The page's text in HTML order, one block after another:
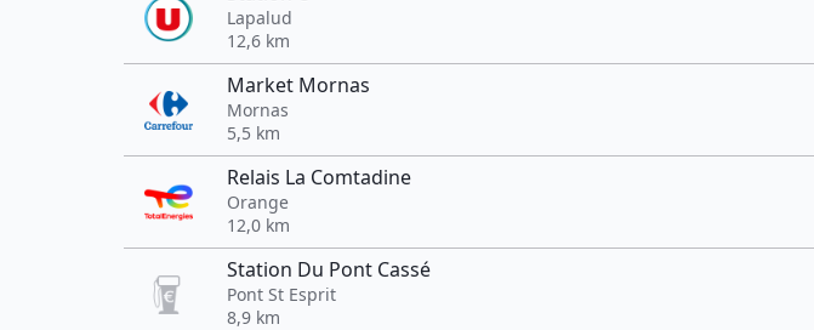
Lapalud
12,6 km
Market Mornas
Mornas
5,5 km
Relais La Comtadine
Orange
12,0 km
Station Du Pont Cassé
Pont St Esprit
8,9 km